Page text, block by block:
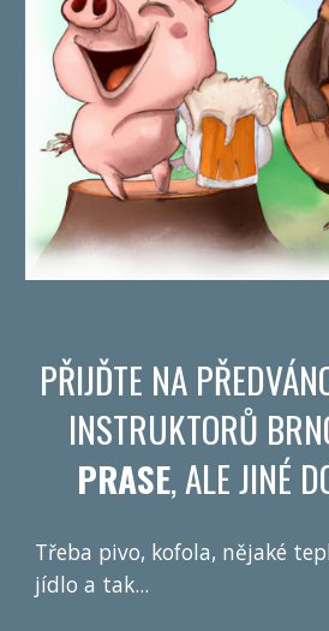
PŘIJĎTE NA
INSTRUKTORŮ
PRASE, ALE JINÉ
Třeba pivo, kofola, nějaké
jídlo a tak...